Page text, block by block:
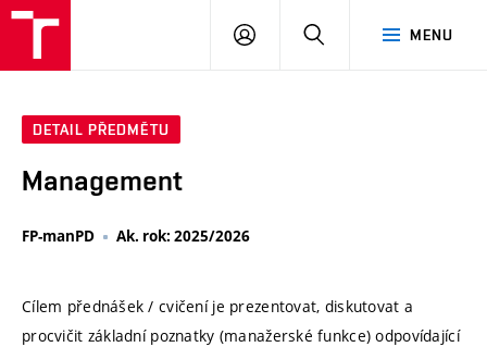
MENU
PŘIHLÁSIT
DETAIL PŘEDMĚTU
Management
FP-manPD Ak. rok: 2025/2026
Cílem přednášek / cvičení je prezentovat, diskutovat a
procvičit základní poznatky (manažerské funkce) odpovídající